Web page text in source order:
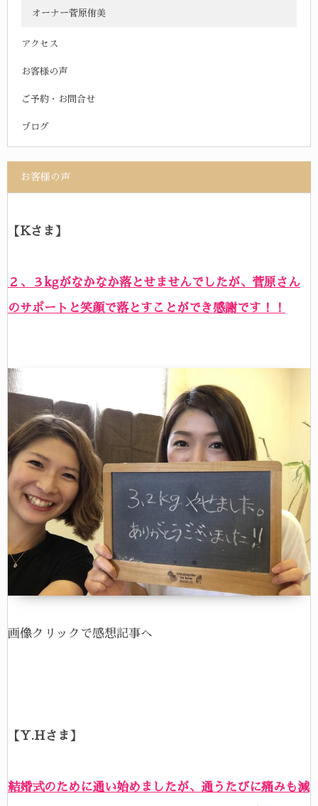
オーナー菅原侑美
アクセス
お客様の声
ご予約・お問合せ
ブログ
お客様の声
【Kさま】
２、３kgがなかなか落とせませんでしたが、菅原さん
のサポートと笑顔で落とすことができ感謝です！！
画像クリックで感想記事へ
【Y.Hさま】
結婚式のために通い始めましたが、通うたびに痛みも減